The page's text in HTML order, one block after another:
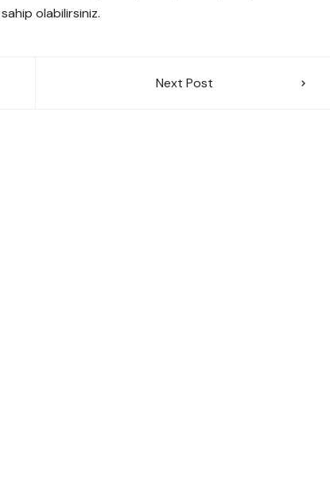
olabilirsiniz.
Next Post